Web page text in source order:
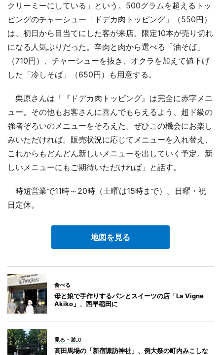
クリーミーにしている」という。500グラムを超えるトッ
ピングのチャーシュー「ドデカ肉トッピング」（550円）
は、初日から目当てにした客が来店。限定10本が売り切れ
になる人気ぶりだった。辛肉と肉から選べる「油そば」
（710円）、チャーシューを抜き、オクラを加えて値下げ
した「冷しそば」（650円）も用意する。
栗原さんは「『ドデカ肉トッピング』は完全に赤字メニ
ュー。その他もお客さんに喜んでもらえるよう、超ド級の
強者ぞろいのメニューをそろえた。ぜひこの機会にお楽し
みいただければ。販売状況に応じてメニューを入れ替え、
これからもどんどん新しいメニューを出していく予定。新
しいメニューにもご期待いただければ」と話す。
時短営業で11時～20時（土曜は15時まで）。日曜・祝
日定休。
地図を見る
食べる
母と娘で手作りするパンとスイーツの店「La Vigne
Akiko」、西早稲田に
見る・遊ぶ
高田馬場の「新宿諏訪神社」、例大祭の町内みこしな